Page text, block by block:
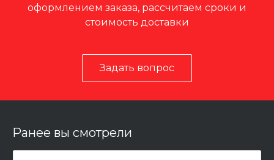
оформлением заказа, рассчитаем сроки и
стоимость доставки
Задать вопрос
Ранее вы смотрели